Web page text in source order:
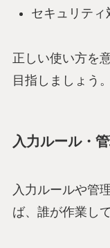
セキュリティ
正しい使い方を
目指しましょう。
入力ルール・
入力ルールや管
ば、誰が作業し